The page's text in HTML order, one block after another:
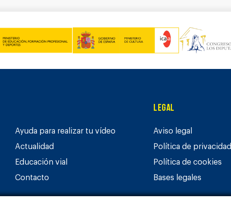
Ayuda para realizar tu vídeo
Actualidad
Educación vial
Contacto
Legal
Aviso legal
Política de privacidad
Política de cookies
Bases legales